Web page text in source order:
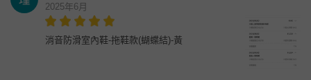
2025年6月
消音防滑室內鞋-拖鞋款(蝴蝶結)-黃